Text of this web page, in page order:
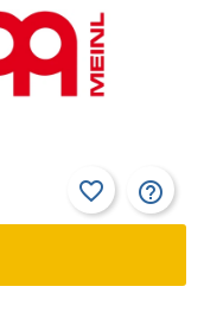
favorite_border help_outline